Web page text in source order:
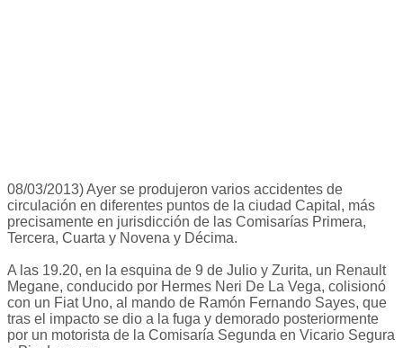
08/03/2013) Ayer se produjeron varios accidentes de
circulación en diferentes puntos de la ciudad Capital, más
precisamente en jurisdicción de las Comisarías Primera,
Tercera, Cuarta y Novena y Décima.
A las 19.20, en la esquina de 9 de Julio y Zurita, un Renault
Megane, conducido por Hermes Neri De La Vega, colisionó
con un Fiat Uno, al mando de Ramón Fernando Sayes, que
tras el impacto se dio a la fuga y demorado posteriormente
por un motorista de la Comisaría Segunda en Vicario Segura